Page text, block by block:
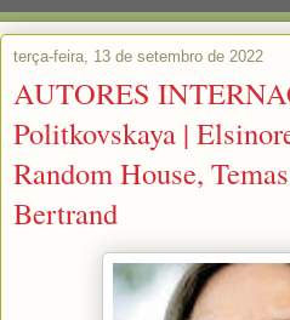
terça-feira, 13 de setembro de 2022
AUTORES
Politkovskaya |
Random House,
Bertrand